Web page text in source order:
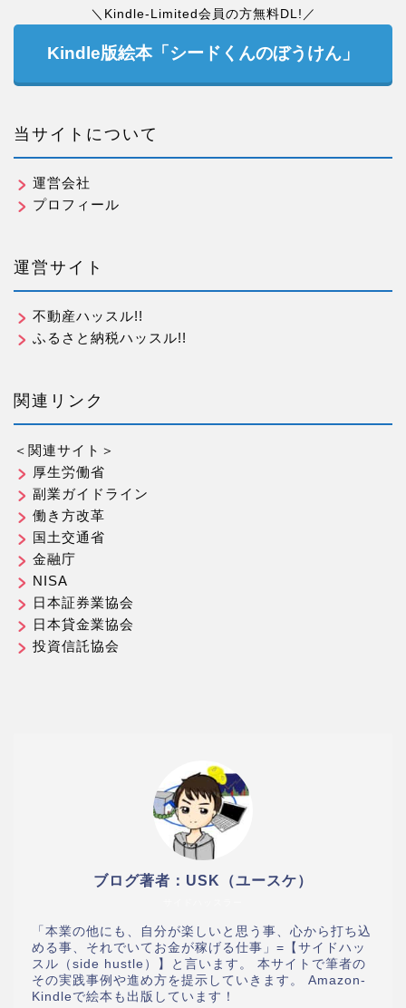
＼Kindle-Limited会員の方無料DL!／
Kindle版絵本「シードくんのぼうけん」
当サイトについて
運営会社
プロフィール
運営サイト
不動産ハッスル!!
ふるさと納税ハッスル!!
関連リンク
＜関連サイト＞
厚生労働省
副業ガイドライン
働き方改革
国土交通省
金融庁
NISA
日本証券業協会
日本貸金業協会
投資信託協会
ブログ著者：USK（ユースケ）
「本業の他にも、自分が楽しいと思う事、心から打ち込
める事、それでいてお金が稼げる仕事」=【サイドハッ
スル（side hustle）】と言います。 本サイトで筆者の
その実践事例や進め方を提示していきます。 Amazon-
Kindleで絵本も出版しています！